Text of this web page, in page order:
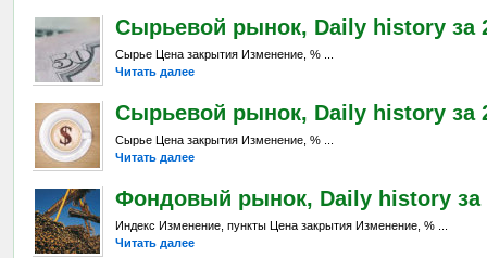
Сырьевой рынок, Daily history за
Сырье Цена закрытия Изменение, % ...
Читать далее
Сырьевой рынок, Daily history за
Сырье Цена закрытия Изменение, % ...
Читать далее
Фондовый рынок, Daily history за
Индекс Изменение, пункты Цена закрытия Изменение, % ...
Читать далее